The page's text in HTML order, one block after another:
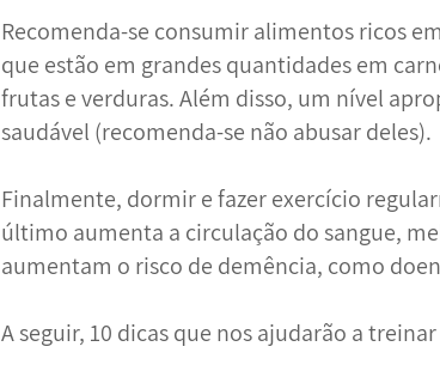
Recomenda-se consumir alimentos ricos
que estão em grandes quantidades em
frutas e verduras. Além disso, um nível
saudável (recomenda-se não abusar deles).
Finalmente, dormir e fazer exercício
último aumenta a circulação do sangue,
aumentam o risco de demência, como
A seguir, 10 dicas que nos ajudarão a